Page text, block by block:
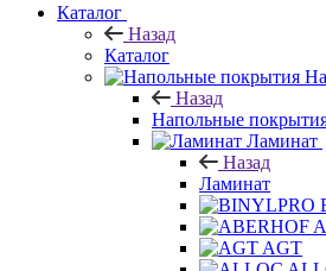
Каталог
Назад
Каталог
Назад
Напольные
Ламинат
Назад
Ламинат
AGT